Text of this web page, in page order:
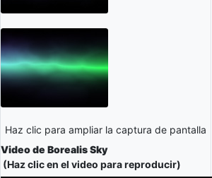
Haz clic para ampliar la captura de pantalla
Video de Borealis Sky
(Haz clic en el video para reproducir)